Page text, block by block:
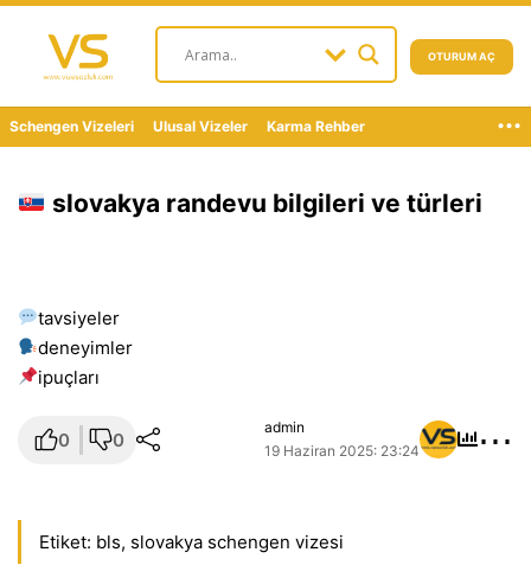
OTURUM AÇ
Schengen Vizeleri Ulusal Vizeler Karma Rehber ...
slovakya randevu bilgileri ve türleri
tavsiyeler
deneyimler
i̇puçları
0 0
admin
19 Haziran 2025: 23:24
⋯
Etiket: bls, slovakya schengen vizesi